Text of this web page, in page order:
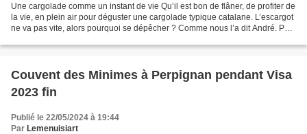
Une cargolade comme un instant de vie Qu’il est bon de flâner, de profiter de
la vie, en plein air pour déguster une cargolade typique catalane. L’escargot
ne va pas vite, alors pourquoi se dépêcher ? Comme nous l’a dit André. Par
Couvent des Minimes à Perpignan pendant Visa
2023 fin
Publié le 22/05/2024 à 19:44
Par Lemenuisiart